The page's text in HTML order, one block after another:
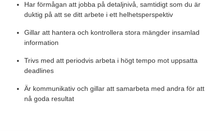
Har förmågan att jobba på detaljnivå, samtidigt som du är
duktig på att se ditt arbete i ett helhetsperspektiv
Gillar att hantera och kontrollera stora mängder insamlad
information
Trivs med att periodvis arbeta i högt tempo mot uppsatta
deadlines
Är kommunikativ och gillar att samarbeta med andra för att
nå goda resultat